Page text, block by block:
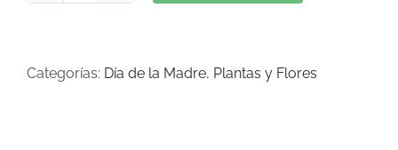
C-
Categorías: Día de la Madre, Plantas y Flores